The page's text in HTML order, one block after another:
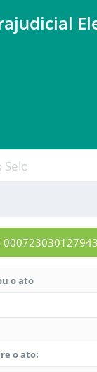
o ato
o ato: